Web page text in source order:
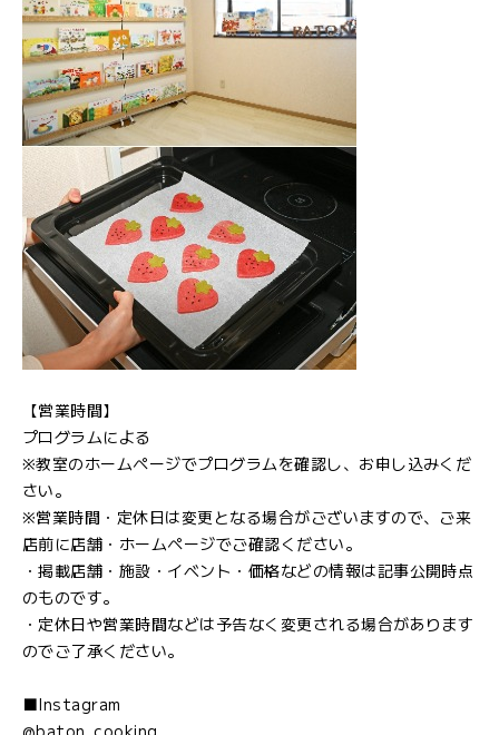
【営業時間】
プログラムによる
※教室のホームページでプログラムを確認し、お申し込みくだ
さい。
※営業時間・定休日は変更となる場合がございますので、ご来
店前に店舗・ホームページでご確認ください。
・掲載店舗・施設・イベント・価格などの情報は記事公開時点
のものです。
・定休日や営業時間などは予告なく変更される場合があります
のでご了承ください。
■Instagram
@baton_cooking